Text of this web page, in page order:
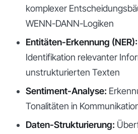
komplexer
WENN-DANN-Logiken
Entitäten-Erkennung (NER):
Identifikation relevanter
unstrukturierten Texten
Sentiment-Analyse:
Tonalitäten in
Daten-Strukturierung: